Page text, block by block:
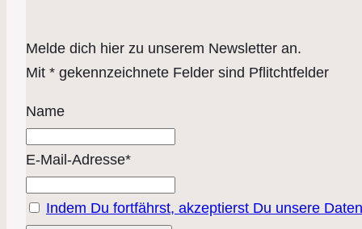
Melde dich hier zu unserem Newsletter an.
Mit * gekennzeichnete Felder sind Pflitchtfelder
Name
E-Mail-Adresse*
Indem Du fortfährst, akzeptierst Du unsere